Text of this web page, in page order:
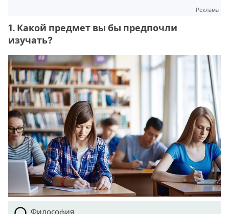
Реклама
1. Какой предмет вы бы предпочли
изучать?
Философия